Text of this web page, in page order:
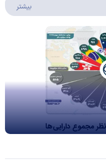
بیشتر
مجموع دارایی‌ها